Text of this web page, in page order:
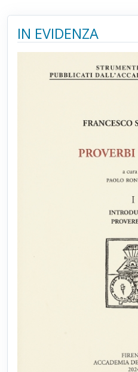
IN EVIDENZA